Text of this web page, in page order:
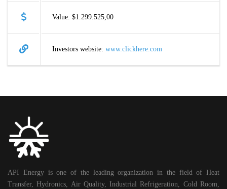
Value: $1.299.525,00
Investors website: www.clickhere.com
API Energy is one of the leading organization in the field of Heat
Transfer, Hydronics, Air Quality, Industrial Refrigeration, Cold Room,